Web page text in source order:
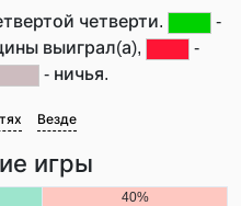
четверти.
-
выиграл(а),
-
- ничья.
Везде
игры
40%